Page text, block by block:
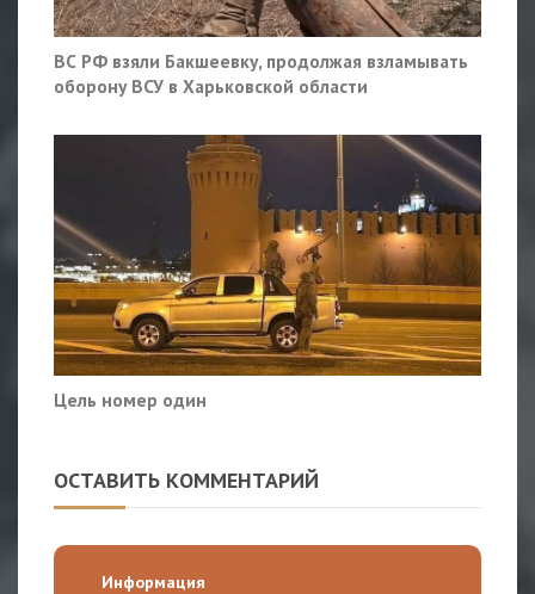
ВС РФ взяли Бакшеевку, продолжая взламывать
оборону ВСУ в Харьковской области
Цель номер один
ОСТАВИТЬ КОММЕНТАРИЙ
Информация